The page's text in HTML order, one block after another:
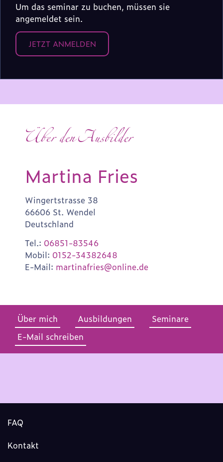
Um das seminar zu buchen, müssen sie
angemeldet sein.
JETZT ANMELDEN
Über den Ausbilder
Martina Fries
Wingertstrasse 38
66606 St. Wendel
Deutschland
Tel.: 06851-83546
Mobil: 0152-34382648
E-Mail: martinafries@online.de
Über mich Ausbildungen
Seminare
E-Mail schreiben
FAQ
Kontakt